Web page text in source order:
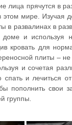
лица прячутся в
мире. Изучая
развалинах в
и
кровать для
плиты – не
и сочетая
и лечиться
пополнить свои
группы.